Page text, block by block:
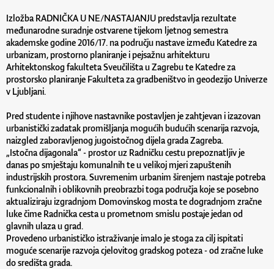
Izložba RADNIČKA U NE/NASTAJANJU predstavlja rezultate
međunarodne suradnje ostvarene tijekom ljetnog semestra
akademske godine 2016/17. na području nastave između Katedre za
urbanizam, prostorno planiranje i pejsažnu arhitekturu
Arhitektonskog fakulteta Sveučilištau Zagrebu te Katedre za
prostorsko planiranje Fakulteta za gradbeništvo in geodezijo Univerze
v Ljubljani.
Pred studente i njihove nastavnike postavljen je zahtjevan i izazovan
urbanistički zadatak promišljanja mogućih budućih scenarija razvoja,
naizgled zaboravljenog jugoistočnog dijela grada Zagreba.
„Istočna dijagonala“ - prostor uz Radničku cestu prepoznatljiv je
danas po smještaju komunalnih te u velikoj mjeri zapuštenih
industrijskih prostora. Suvremenim urbanim širenjem nastaje potreba
funkcionalnih i oblikovnih preobrazbi toga područja koje se posebno
aktualiziraju izgradnjom Domovinskog mosta te dogradnjom zračne
luke čime Radnička cesta u prometnom smislu postaje jedan od
glavnih ulaza u grad.
Provedeno urbanističko istraživanje imalo je stoga za cilj ispitati
moguće scenarije razvoja cjelovitog gradskog poteza - od zračne luke
do središta grada.